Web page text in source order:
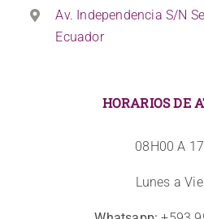
Av. Independencia S/N
Ecuador
HORARIOS DE
08H00 A
Lunes a